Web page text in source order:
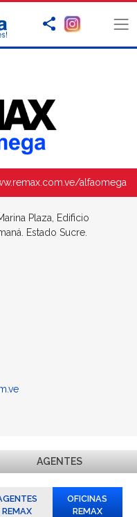
alfaomega
Plaza, Edificio
Estado Sucre.
AGENTES
REMAX
OFICINAS
REMAX